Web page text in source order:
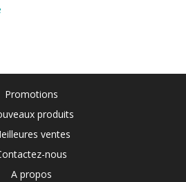
Promotions
produits
ventes
nous
A propos